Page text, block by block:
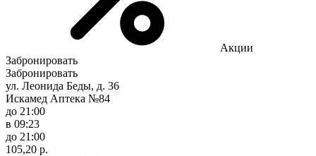
Акции
Забронировать
Забронировать
ул. Леонида Беды, д. 36
Искамед Аптека №84
до 21:00
в 09:23
до 21:00
105,20 р.